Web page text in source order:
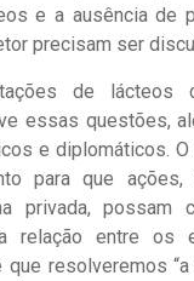
e a ausência de
precisam ser
de lácteos
essas questões,
e diplomáticos.
para que
privada, possam
relação entre os
que resolveremos